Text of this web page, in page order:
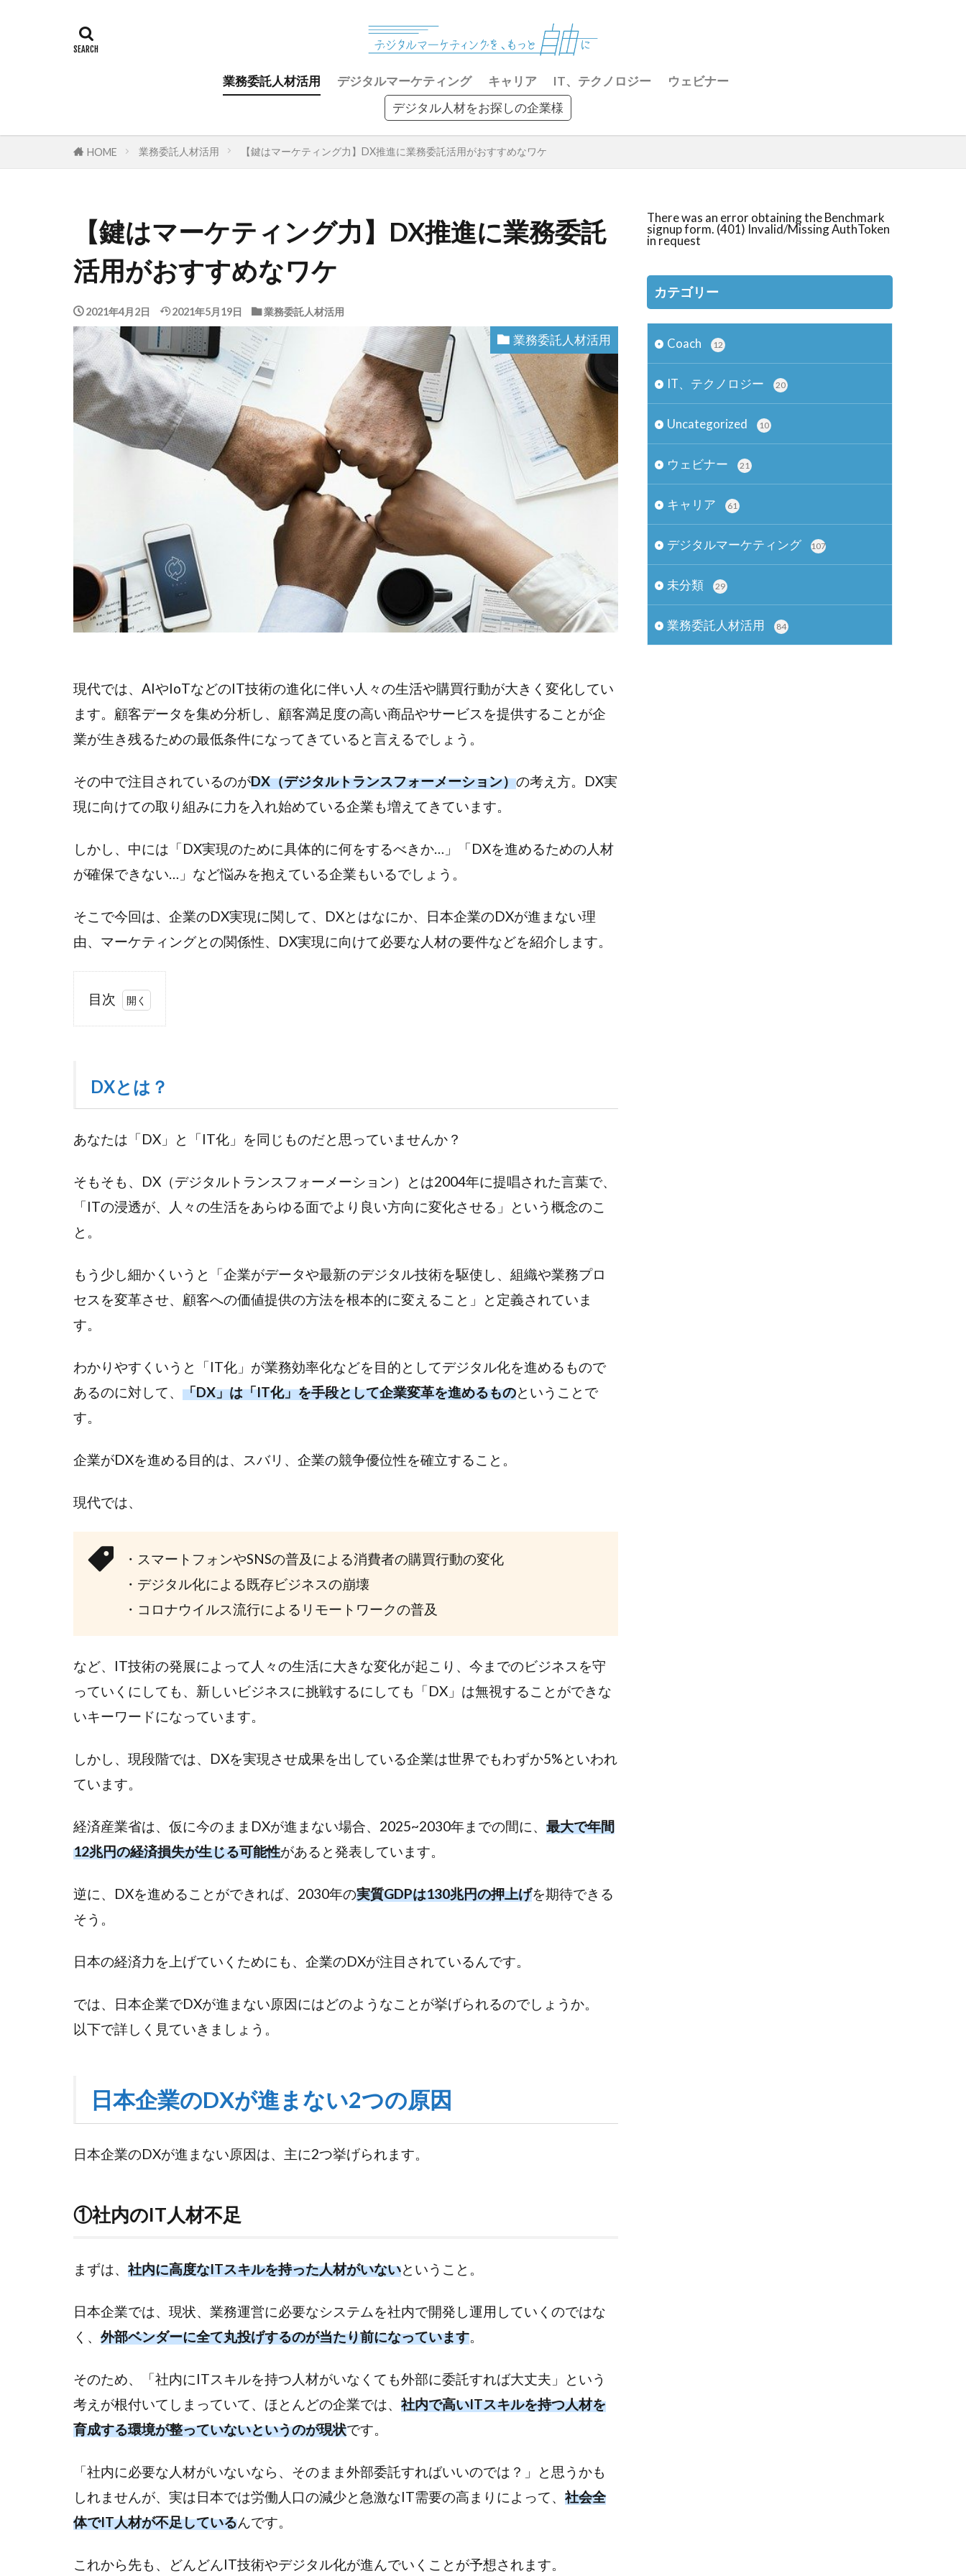
業務委託人材活用 デジタルマーケティング キャリア IT、テクノロジー
ウェビナー
デジタル人材をお探しの企業様
HOME 業務委託人材活用 【鍵はマーケティング力】DX推進に業務委託活用がおすすめなワケ
【鍵はマーケティング力】DX推進に業務委託
活用がおすすめなワケ
2021年4月2日 2021年5月19日 業務委託人材活用
業務委託人材活用
現代では、AIやIoTなどのIT技術の進化に伴い人々の生活や購買行動が大きく変化してい
ます。顧客データを集め分析し、顧客満足度の高い商品やサービスを提供することが企
業が生き残るための最低条件になってきていると言えるでしょう。
その中で注目されているのがDX（デジタルトランスフォーメーション）の考え方。DX実
現に向けての取り組みに力を入れ始めている企業も増えてきています。
しかし、中には「DX実現のために具体的に何をするべきか…」「DXを進めるための人材
が確保できない…」など悩みを抱えている企業もいるでしょう。
そこで今回は、企業のDX実現に関して、DXとはなにか、日本企業のDXが進まない理
由、マーケティングとの関係性、DX実現に向けて必要な人材の要件などを紹介します。
目次
1
は？
2
本
業
の
DX
が
ま
い2
つ
原
因
IT人
足
②不
明確
DX
を推
るに
ーケ
ティ
ング
が必
要？
DX
実
に
向
て
必
材
の
件
5
DX
には
委託
を活
用が
おす
す
DXとは？
あなたは「DX」と「IT化」を同じものだと思っていませんか？
そもそも、DX（デジタルトランスフォーメーション）とは2004年に提唱された言葉で、
「ITの浸透が、人々の生活をあらゆる面でより良い方向に変化させる」という概念のこ
と。
もう少し細かくいうと「企業がデータや最新のデジタル技術を駆使し、組織や業務プロ
セスを変革させ、顧客への価値提供の方法を根本的に変えること」と定義されていま
す。
わかりやすくいうと「IT化」が業務効率化などを目的としてデジタル化を進めるもので
あるのに対して、 「DX」は「IT化」を手段として企業変革を進めるものということで
す。
企業がDXを進める目的は、スバリ、企業の競争優位性を確立すること。
現代では、
・スマートフォンやSNSの普及による消費者の購買行動の変化
・デジタル化による既存ビジネスの崩壊
・コロナウイルス流行によるリモートワークの普及
など、IT技術の発展によって人々の生活に大きな変化が起こり、今までのビジネスを守
っていくにしても、新しいビジネスに挑戦するにしても「DX」は無視することができな
いキーワードになっています。
しかし、現段階では、DXを実現させ成果を出している企業は世界でもわずか5%といわれ
ています。
経済産業省は、仮に今のままDXが進まない場合、2025~2030年までの間に、 最大で年間
12兆円の経済損失が生じる可能性があると発表しています。
逆に、DXを進めることができれば、2030年の実質GDPは130兆円の押上げを期待できる
そう。
日本の経済力を上げていくためにも、企業のDXが注目されているんです。
では、日本企業でDXが進まない原因にはどのようなことが挙げられるのでしょうか。
以下で詳しく見ていきましょう。
日本企業のDXが進まない2つの原因
日本企業のDXが進まない原因は、主に2つ挙げられます。
①社内のIT人材不足
まずは、 社内に高度なITスキルを持った人材がいないということ。
日本企業では、現状、業務運営に必要なシステムを社内で開発し運用していくのではな
く、 外部ベンダーに全て丸投げするのが当たり前になっています。
そのため、「社内にITスキルを持つ人材がいなくても外部に委託すれば大丈夫」という
考えが根付いてしまっていて、ほとんどの企業では、 社内で高いITスキルを持つ人材を
育成する環境が整っていないというのが現状です。
「社内に必要な人材がいないなら、そのまま外部委託すればいいのでは？」と思うかも
しれませんが、実は日本では労働人口の減少と急激なIT需要の高まりによって、 社会全
体でIT人材が不足しているんです。
これから先も、どんどんIT技術やデジタル化が進んでいくことが予想されます。
There was an error obtaining the Benchmark
signup form. (401) Invalid/Missing AuthToken
in request
カテゴリー
Coach 12
IT、テクノロジー 20
Uncategorized 10
ウェビナー 21
キャリア 61
デジタルマーケティング 107
未分類 29
業務委託人材活用 84